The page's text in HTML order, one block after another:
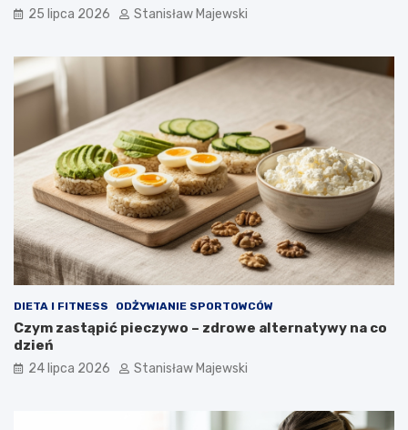
25 lipca 2026 Stanisław Majewski
DIETA I FITNESS ODŻYWIANIE SPORTOWCÓW
Czym zastąpić pieczywo – zdrowe alternatywy na co
dzień
24 lipca 2026 Stanisław Majewski